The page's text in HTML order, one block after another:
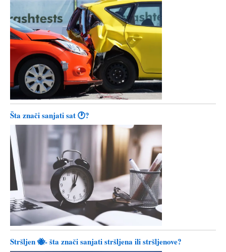
Šta znači sanjati sat 🕐?
Stršljen 🐝- šta znači sanjati stršljena ili stršljenove?